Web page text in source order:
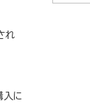
れ
入に